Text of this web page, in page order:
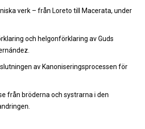
verk – från Loreto till Macerata, under
och helgonförklaring av Guds
av Kanoniseringsprocessen för
från bröderna och systrarna i den